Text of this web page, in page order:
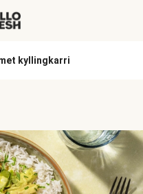
kyllingkarri